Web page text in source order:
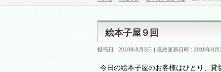
絵本子屋９回
投稿日 : 2018年8月3日 最終更新日時 : 2018年8月
今日の絵本子屋のお客様はひとり、